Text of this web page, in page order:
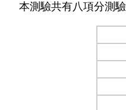
本測驗共有八項分測